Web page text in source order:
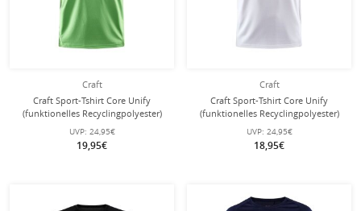
Craft
Craft Sport-Tshirt Core Unify
(funktionelles Recyclingpolyester)
grün Herren
UVP: 24,95€
19,95€
Craft
Craft Sport-Tshirt Core Unify
(funktionelles Recyclingpolyester)
weiss Herren
UVP: 24,95€
18,95€